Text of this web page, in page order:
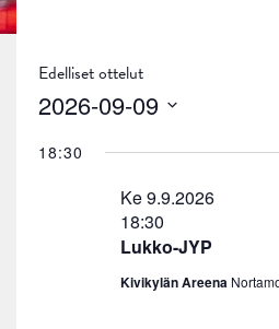
Edelliset ottelut
2026-09-09
päivä.
18:30
Lukko-JYP
Ke 9.9.2026
18:30
Kivikylän Areena